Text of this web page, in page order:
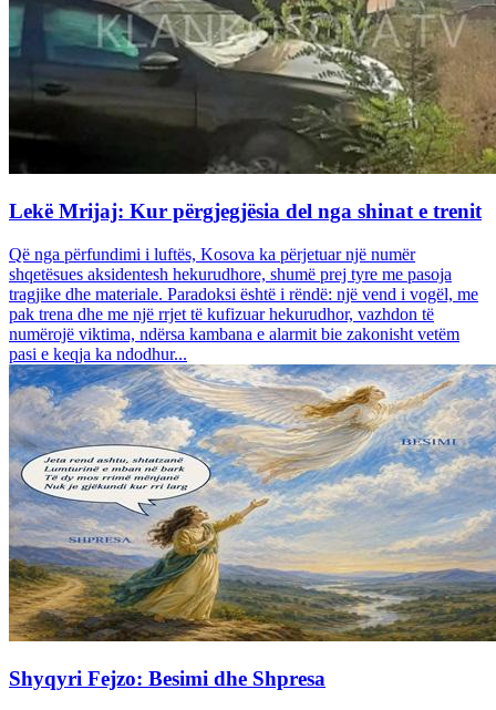
Lekë Mrijaj: Kur përgjegjësia del nga shinat e trenit
Që nga përfundimi i luftës, Kosova ka përjetuar një numër
shqetësues aksidentesh hekurudhore, shumë prej tyre me pasoja
tragjike dhe materiale. Paradoksi është i rëndë: një vend i vogël, me
pak trena dhe me një rrjet të kufizuar hekurudhor, vazhdon të
numërojë viktima, ndërsa kambana e alarmit bie zakonisht vetëm
pasi e keqja ka ndodhur...
Shyqyri Fejzo: Besimi dhe Shpresa